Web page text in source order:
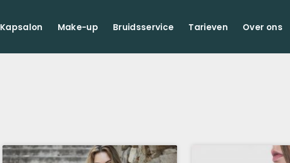
Kapsalon Make-up Bruidsservice Tarieven Over ons